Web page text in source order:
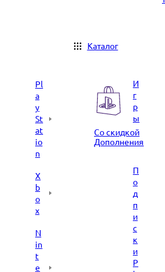
Каталог
Pl
a
y
St
at
io
n
X
b
o
x
N
in
t
e
И
г
р
ы
Со скидкой
Дополнения
П
о
д
п
и
с
к
и
P